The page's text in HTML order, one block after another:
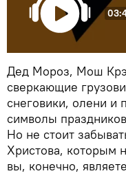
Дед Мороз, Мош
сверкающие
снеговики, олени и
символы
Но не стоит
Христова, которым
вы, конечно,